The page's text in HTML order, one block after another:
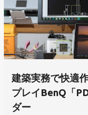
稿
建築実務で快適
プレイBenQ「
ダー